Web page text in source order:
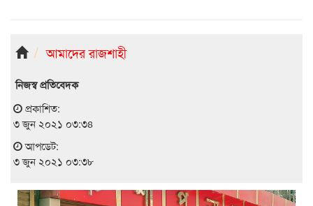
আমাদের রাজশাহী
নিজস্ব প্রতিবেদক
প্রকাশিত:
৩ জুন ২০২১ ০৩:৩৪
আপডেট:
৩ জুন ২০২১ ০৩:৩৮